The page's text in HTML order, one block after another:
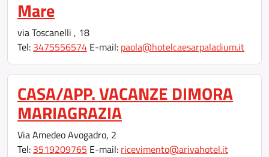
Mare
via Toscanelli , 18
Tel: 3475556574 E-mail: paola@hotelcaesarpaladium.it
CASA/APP. VACANZE DIMORA
MARIAGRAZIA
Via Amedeo Avogadro, 2
Tel: 3519209765 E-mail: ricevimento@arivahotel.it